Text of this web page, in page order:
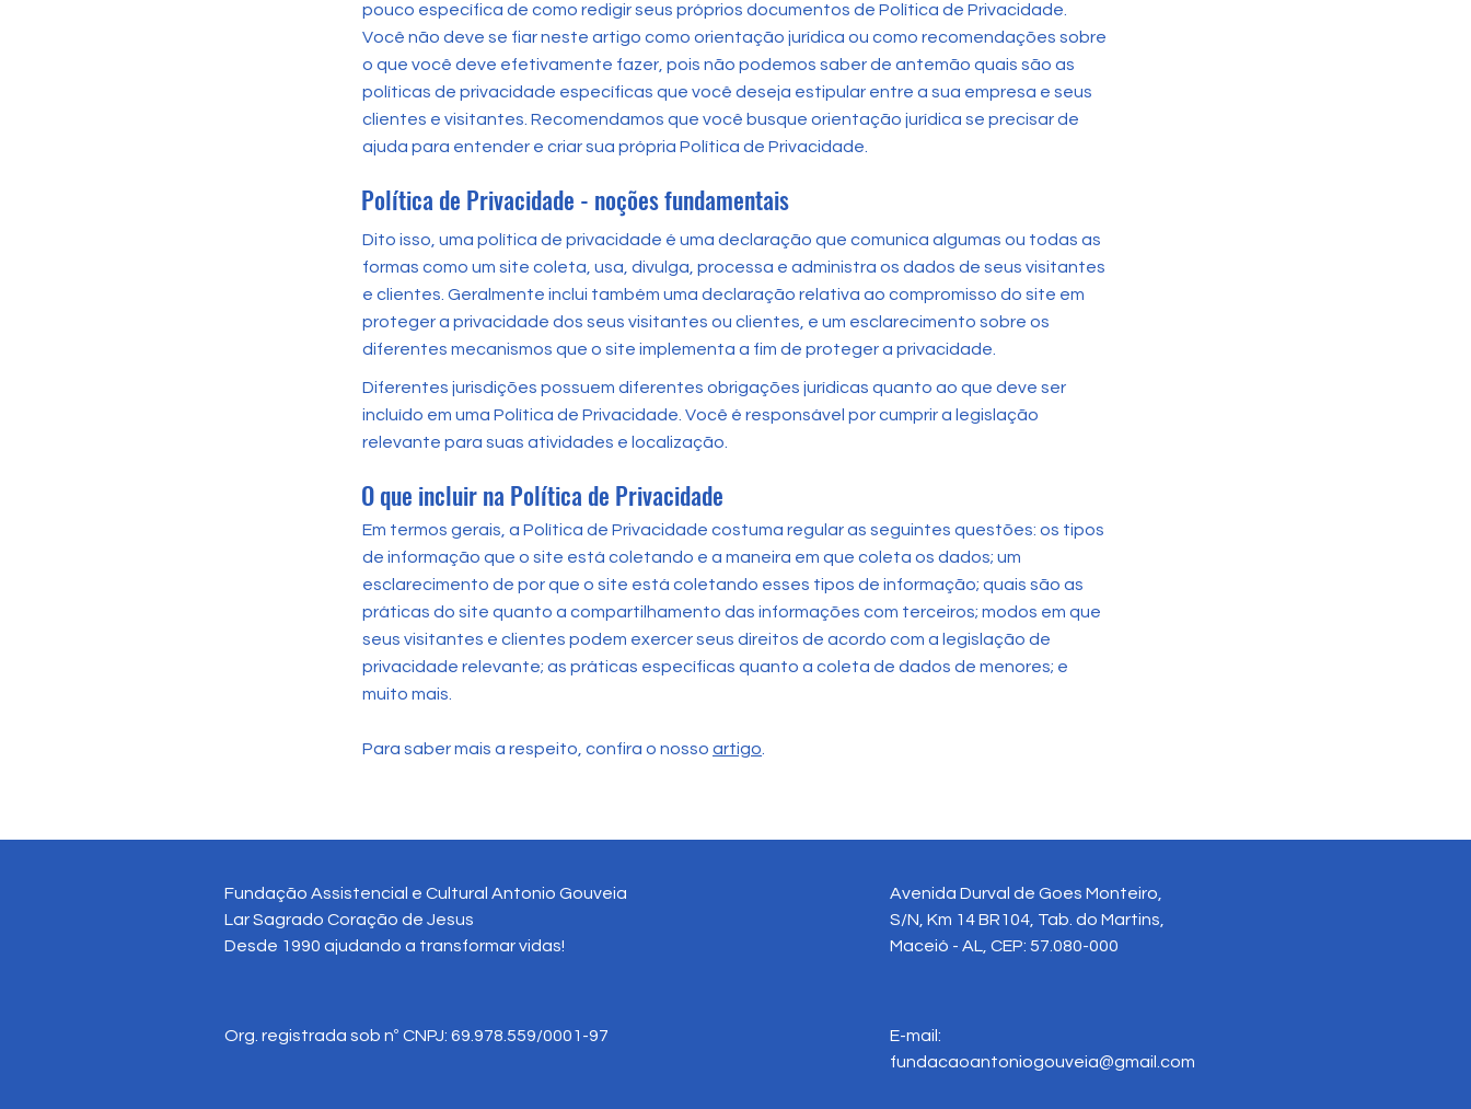
pouco específica de como redigir seus próprios documentos de Política de Privacidade.
Você não deve se fiar neste artigo como orientação jurídica ou como recomendações sobre
o que você deve efetivamente fazer, pois não podemos saber de antemão quais são as
políticas de privacidade específicas que você deseja estipular entre a sua empresa e seus
clientes e visitantes. Recomendamos que você busque orientação jurídica se precisar de
ajuda para entender e criar sua própria Política de Privacidade.
Política de Privacidade - noções fundamentais
Dito isso, uma política de privacidade é uma declaração que comunica algumas ou todas as
formas como um site coleta, usa, divulga, processa e administra os dados de seus visitantes
e clientes. Geralmente inclui também uma declaração relativa ao compromisso do site em
proteger a privacidade dos seus visitantes ou clientes, e um esclarecimento sobre os
diferentes mecanismos que o site implementa a fim de proteger a privacidade.
Diferentes jurisdições possuem diferentes obrigações jurídicas quanto ao que deve ser
incluído em uma Política de Privacidade. Você é responsável por cumprir a legislação
relevante para suas atividades e localização.
O que incluir na Política de Privacidade
Em termos gerais, a Política de Privacidade costuma regular as seguintes questões: os tipos
de informação que o site está coletando e a maneira em que coleta os dados; um
esclarecimento de por que o site está coletando esses tipos de informação; quais são as
práticas do site quanto a compartilhamento das informações com terceiros; modos em que
seus visitantes e clientes podem exercer seus direitos de acordo com a legislação de
privacidade relevante; as práticas específicas quanto a coleta de dados de menores; e
muito mais.
Para saber mais a respeito, confira o nosso artigo
Fundação Assistencial e Cultural Antonio Gouveia
Lar Sagrado Coração de Jesus
Desde 1990 ajudando a transformar vidas!
Org. registrada sob nº CNPJ: 69.978.559/0001-97
Avenida Durval de Goes Monteiro,
S/N, Km 14 BR104, Tab. do Martins,
Maceió - AL, CEP: 57.080-000
E-mail:
fundacaoantoniogouveia@gmail.com